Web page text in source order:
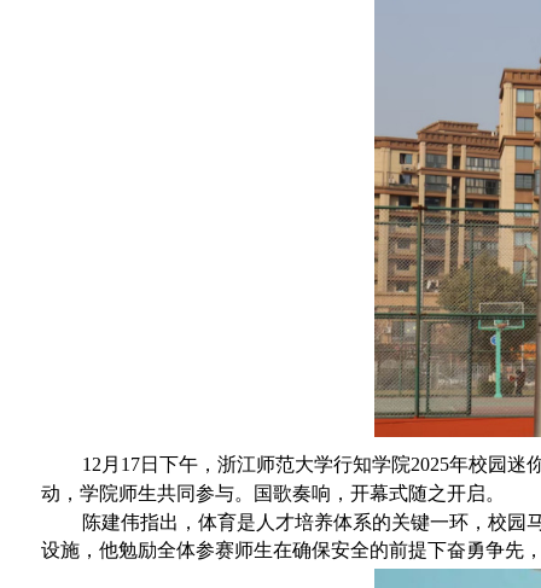
12月17日下午，浙江师范大学行知学院2025年校园
动，学院师生共同参与。国歌奏响，开幕式随之开启。
陈建伟指出，体育是 人才培养体系的关键一环，校园
设施，他勉励全体参赛师生在确保安全的前提下奋勇争先